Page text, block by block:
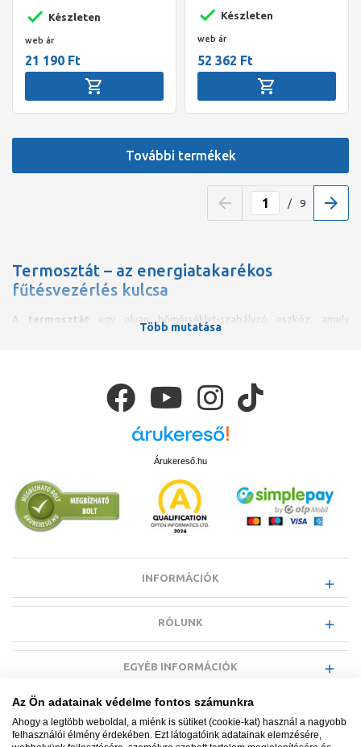
Készleten
web ár
21 190 Ft
Készleten
web ár
52 362 Ft
További termékek
/ 9
Termosztát – az energiatakarékos
fűtésvezérlés kulcsa
A termosztát egy olyan hőmérséklet-szabályzó eszköz, amely
lehetővé teszi, hogy a fűtési vagy hűtési rendszer automatikusan a
változatban érhetők el:
mechanikus, digitális, programozható
kivitelben.
A készülék mindig az adott helyiség hőmérsékletét figyeli, így rendkívül
elhelyezés esetén a rendszer hibás hőérzékelést produkálhat, ami
Hova nem ajánlott termosztátot elhelyezni?
Atermosztátérzékeny az elhelyezésére, így kerülendő afűtőtestek,
Több mutatása
Árukereső.hu
INFORMÁCIÓK
RÓLUNK
EGYÉB INFORMÁCIÓK
Az Ön adatainak védelme fontos számunkra
Ahogy a legtöbb weboldal, a miénk is sütiket (cookie-kat) használ a nagyobb
felhasználói élmény érdekében. Ezt látogatóink adatainak elemzésére,